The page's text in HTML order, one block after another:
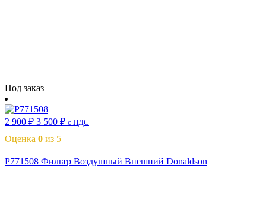
Под заказ
2 900 ₽ 3 500₽ с НДС
Оценка 0 из 5
P771508 Фильтр Воздушный Внешний Donaldson